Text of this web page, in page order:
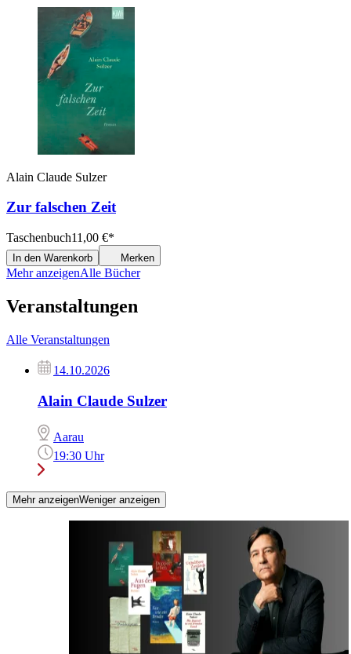
Alain Claude Sulzer
Zur falschen Zeit
Taschenbuch11,00 €*
In den Warenkorb Merken
Mehr anzeigenAlle Bücher
Veranstaltungen
Alle Veranstaltungen
14.10.2026
Alain Claude Sulzer
Aarau
19:30 Uhr
Mehr anzeigenWeniger anzeigen